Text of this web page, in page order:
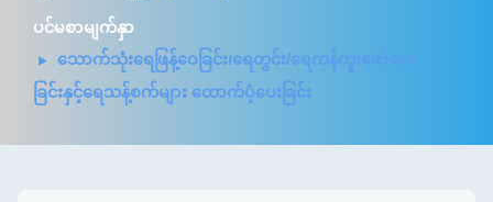
ပင်မစာမျက်နှာ
သောက်သုံးရေဖြန့်ဝေခြင်း၊ရေတွင်း/ရေကန်တူးဖော်ပေး
ခြင်းနှင့်ရေသန့်စက်များ ထောက်ပံ့ပေးခြင်း